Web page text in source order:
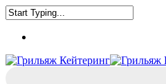
Skip
to
main
Search